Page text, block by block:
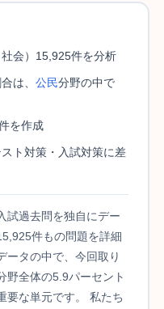
会）15,925件を分析
は、 公民分野の中で
を作成
ト対策・入試対策に差
試過去問を独自にデー
件もの問題を詳細
ータの中で、今回取り
野全体の5.9パーセント
要な単元です。 私たち